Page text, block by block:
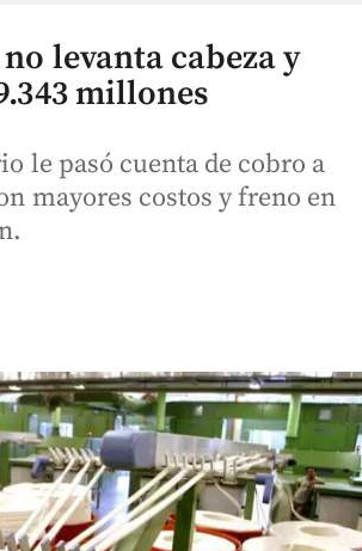
levanta cabeza y
millones
le pasó cuenta de cobro a
mayores costos y freno en